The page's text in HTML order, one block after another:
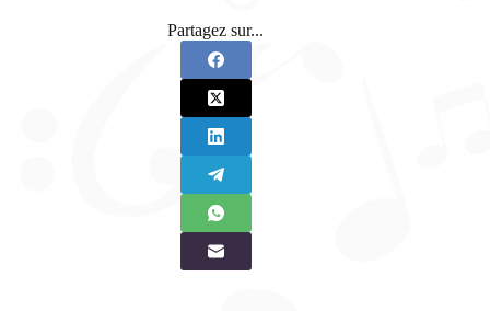
Partagez sur...